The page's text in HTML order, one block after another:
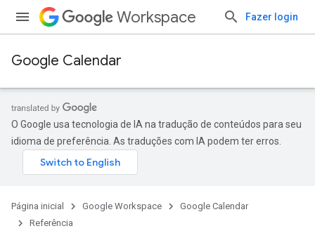
Workspace Fazer login
Google Calendar
O Google usa tecnologia de IA na tradução de conteúdos para seu
idioma de preferência. As traduções com IA podem ter erros.
Página inicial Google Workspace
Google Calendar
Referência